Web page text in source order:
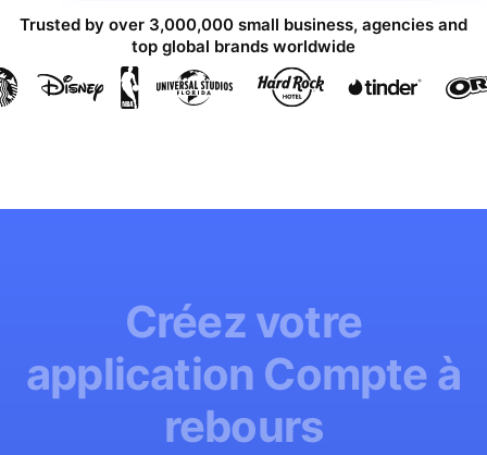
Trusted by over 3,000,000 small business, agencies and
top global brands worldwide
Créez votre
application Compte à
rebours